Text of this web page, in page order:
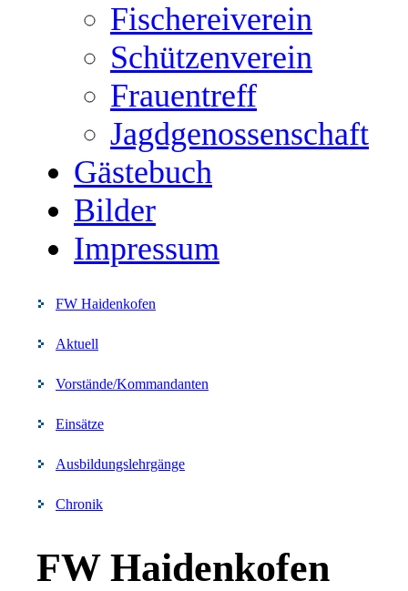
Fischereiverein
Schützenverein
Frauentreff
Jagdgenossenschaft
Gästebuch
Bilder
Impressum
FW Haidenkofen
Aktuell
Vorstände/Kommandanten
Einsätze
Ausbildungslehrgänge
Chronik
FW Haidenkofen